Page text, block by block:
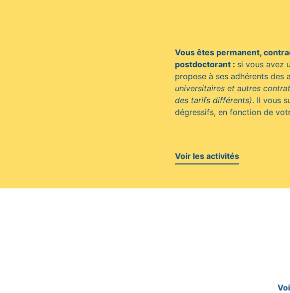
Vous êtes permanent,
postdoctorant : si vous avez
propose à ses adhérents
universitaires et autres
des tarifs différents). Il vous
dégressifs, en fonction de
Voir les activités